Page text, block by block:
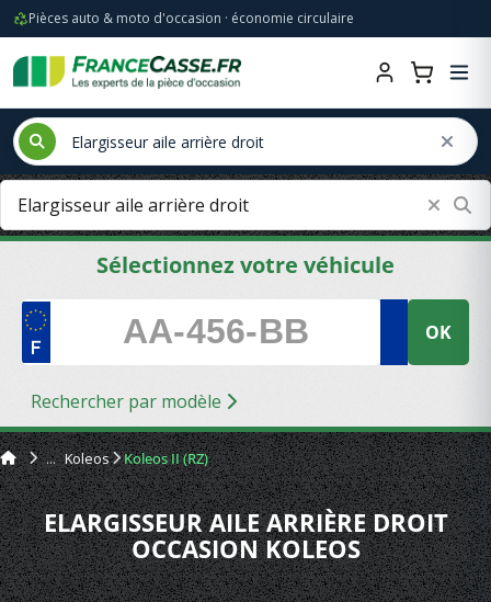
Pièces auto & moto d'occasion · économie circulaire
Sélectionnez votre véhicule
OK
Rechercher par modèle
Koleos Koleos II (RZ)
ELARGISSEUR AILE ARRIÈRE DROIT
OCCASION KOLEOS